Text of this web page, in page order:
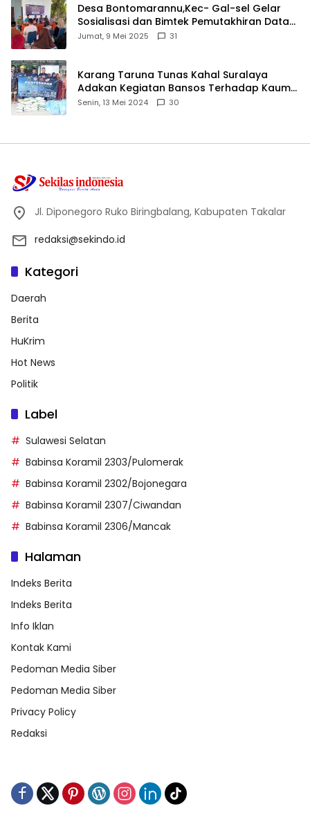
Desa Bontomarannu,Kec- Gal-sel Gelar
Sosialisasi dan Bimtek Pemutakhiran Data
ID
Jumat, 9 Mei 2025 31
Karang Taruna Tunas Kahal Suralaya
Adakan Kegiatan Bansos Terhadap Kaum
Dhuafa dan Anak Yatim-Piatu
Senin, 13 Mei 2024 30
Jl. Diponegoro Ruko Biringbalang, Kabupaten Takalar
redaksi@sekindo.id
Kategori
Daerah
Berita
HuKrim
Hot News
Politik
Label
Sulawesi Selatan
Babinsa Koramil 2303/Pulomerak
Babinsa Koramil 2302/Bojonegara
Babinsa Koramil 2307/Ciwandan
Babinsa Koramil 2306/Mancak
Halaman
Indeks Berita
Indeks Berita
Info Iklan
Kontak Kami
Pedoman Media Siber
Pedoman Media Siber
Privacy Policy
Redaksi